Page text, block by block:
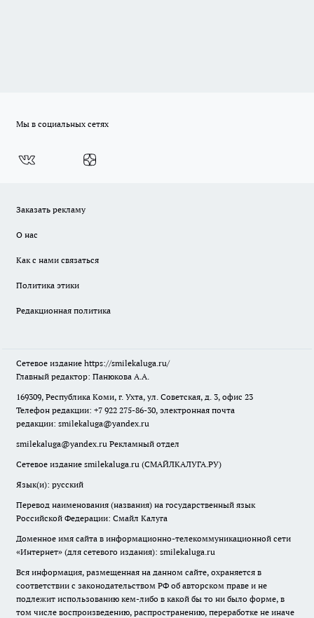
Мы в социальных сетях
Заказать рекламу
О нас
Как с нами связаться
Политика этики
Редакционная политика
Сетевое издание https://smilekaluga.ru/
Главный редактор: Панюкова А.А.
169309, Республика Коми, г. Ухта, ул. Советская, д. 3, офис 23
Телефон редакции: +7 922 275-86-30, электронная почта
редакции: smilekaluga@yandex.ru
smilekaluga@yandex.ru Рекламный отдел
Сетевое издание smilekaluga.ru (СМАЙЛКАЛУГА.РУ)
Язык(и): русский
Перевод наименования (названия) на государственный язык
Российской Федерации: Смайл Калуга
Доменное имя сайта в информационно-телекоммуникационной сети
«Интернет» (для сетевого издания): smilekaluga.ru
Вся информация, размещенная на данном сайте, охраняется в
соответствии с законодательством РФ об авторском праве и не
подлежит использованию кем-либо в какой бы то ни было форме, в
том числе воспроизведению, распространению, переработке не иначе